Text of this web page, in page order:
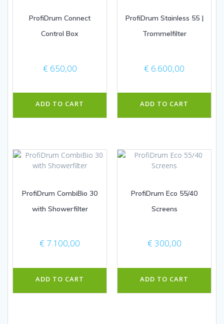
ProfiDrum Connect
Control Box
€ 650,00
ADD TO CART
ProfiDrum Stainless 55 |
Trommelfilter
€ 6.600,00
ADD TO CART
ProfiDrum CombiBio 30
with Showerfilter
€ 7.100,00
ADD TO CART
ProfiDrum Eco 55/40
Screens
€ 300,00
ADD TO CART